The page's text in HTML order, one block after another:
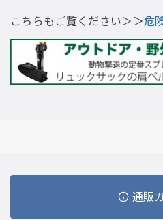
こちらもご覧ください＞＞危
通販